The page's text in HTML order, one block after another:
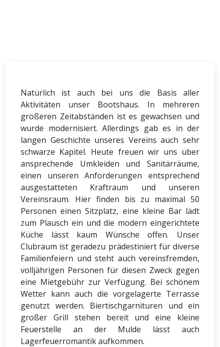
Natürlich ist auch bei uns die Basis aller
Aktivitäten unser Bootshaus. In mehreren
größeren Zeitabständen ist es gewachsen und
wurde modernisiert. Allerdings gab es in der
langen Geschichte unseres Vereins auch sehr
schwarze Kapitel. Heute freuen wir uns über
ansprechende Umkleiden und Sanitärräume,
einen unseren Anforderungen entsprechend
ausgestatteten Kraftraum und unseren
Vereinsraum. Hier finden bis zu maximal 50
Personen einen Sitzplatz, eine kleine Bar lädt
zum Plausch ein und die modern eingerichtete
Küche lässt kaum Wünsche offen. Unser
Clubraum ist geradezu prädestiniert für diverse
Familienfeiern und steht auch vereinsfremden,
volljährigen Personen für diesen Zweck gegen
eine Mietgebühr zur Verfügung. Bei schönem
Wetter kann auch die vorgelagerte Terrasse
genutzt werden. Biertischgarnituren und ein
großer Grill stehen bereit und eine kleine
Feuerstelle an der Mulde lässt auch
Lagerfeuerromantik aufkommen.